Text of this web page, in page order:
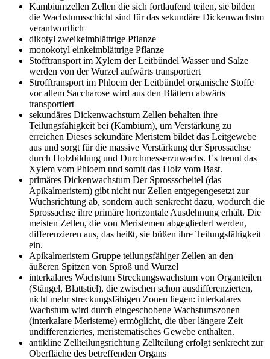
Kambiumzellen Zellen die sich fortlaufend teilen, sie bilden
die Wachstumsschicht sind für das sekundäre Dickenwachstm
verantwortlich
dikotyl zweikeimblättrige Pflanze
monokotyl einkeimblättrige Pflanze
Stofftransport im Xylem der Leitbündel Wasser und Salze
werden von der Wurzel aufwärts transportiert
Strofftransport im Phloem der Leitbündel organische Stoffe
vor allem Saccharose wird aus den Blättern abwärts
transportiert
sekundäres Dickenwachstum Zellen behalten ihre
Teilungsfähigkeit bei (Kambium), um Verstärkung zu
erreichen Dieses sekundäre Meristem bildet das Leitgewebe
aus und sorgt für die massive Verstärkung der Sprossachse
durch Holzbildung und Durchmesserzuwachs. Es trennt das
Xylem vom Phloem und somit das Holz vom Bast.
primäres Dickenwachstum Der Sprossscheitel (das
Apikalmeristem) gibt nicht nur Zellen entgegengesetzt zur
Wuchsrichtung ab, sondern auch senkrecht dazu, wodurch die
Sprossachse ihre primäre horizontale Ausdehnung erhält. Die
meisten Zellen, die von Meristemen abgegliedert werden,
differenzieren aus, das heißt, sie büßen ihre Teilungsfähigkeit
ein.
Apikalmeristem Gruppe teilungsfähiger Zellen an den
äußeren Spitzen von Sproß und Wurzel
interkalares Wachstum Streckungswachstum von Organteilen
(Stängel, Blattstiel), die zwischen schon ausdifferenzierten,
nicht mehr streckungsfähigen Zonen liegen: interkalares
Wachstum wird durch eingeschobene Wachstumszonen
(interkalare Meristeme) ermöglicht, die über längere Zeit
undifferenziertes, meristematisches Gewebe enthalten.
antikline Zellteilungsrichtung Zellteilung erfolgt senkrecht zur
Oberfläche des betreffenden Organs